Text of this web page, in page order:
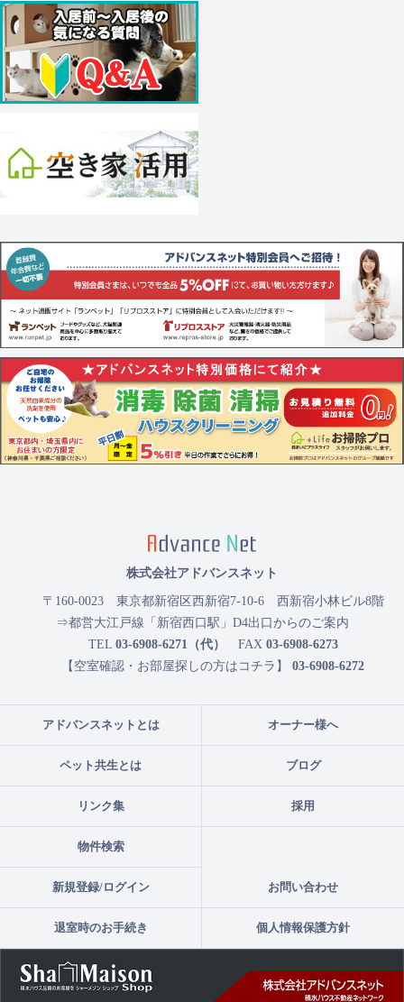
アドバンスネットとは オーナー様へ
ペット共生とは ブログ
リンク集 採用
物件検索
新規登録/ログイン お問い合わせ
退室時のお手続き 個人情報保護方針
株式会社アドバンスネット
〒160-0023 東京都新宿区西新宿7-10-6 西新宿小林ビル8階
⇒都営大江戸線「新宿西口駅」D4出口からのご案内
TEL 03-6908-6271（代） FAX 03-6908-6273
【空室確認・お部屋探しの方はコチラ】 03-6908-6272